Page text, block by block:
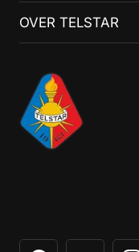
OVER TELSTAR